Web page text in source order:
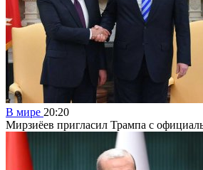
В мире 20:20
Мирзиёев пригласил Трампа с